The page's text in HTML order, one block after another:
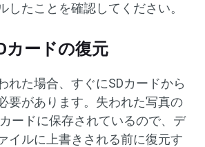
したことを確認してください。
カードの復元
れた場合、すぐにSDカードから
要があります。失われた写真の
ードに保存されているので、デ
イルに上書きされる前に復元す